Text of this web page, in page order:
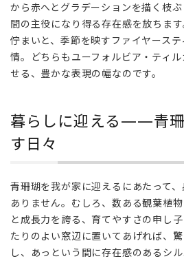
ティ
ッ
ク
ス
の
3
暮ら
しに
る
——
青珊
瑚と
とも
に過
から赤へとグラデーションを描く枝
間の主役になり得る存在感を放ちま
佇まいと、季節を映すファイヤース
情。どちらもユーフォルビア・ティ
せる、豊かな表現の幅なのです。
暮らしに迎える——青
す日々
青珊瑚を我が家に迎えるにあたって
ありません。むしろ、数ある観葉植
と成長力を誇る、育てやすさの申し
たりのよい窓辺に置いてあげれば、
し、あっという間に存在感のあるシ